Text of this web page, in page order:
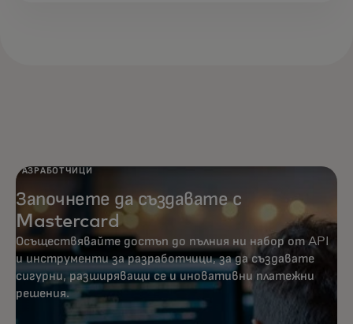
РАЗРАБОТЧИЦИ
Започнете да създавате с
Mastercard
Осъществявайте достъп до пълния ни набор от API
и инструменти за разработчици, за да създавате
сигурни, разширяващи се и иновативни платежни
решения.